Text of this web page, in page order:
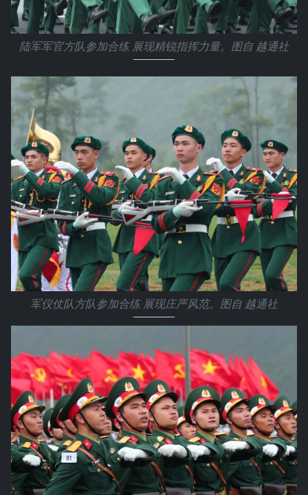
陆军军官方队参加合练 展现精锐指挥力量。图自 越通社
军仪仗队方队参加合练 展现庄严风范。图自 越通社